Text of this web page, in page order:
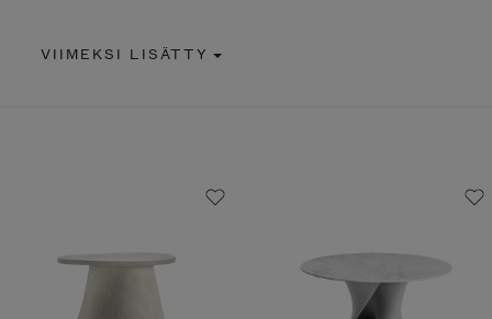
VIIMEKSI LISÄTTY